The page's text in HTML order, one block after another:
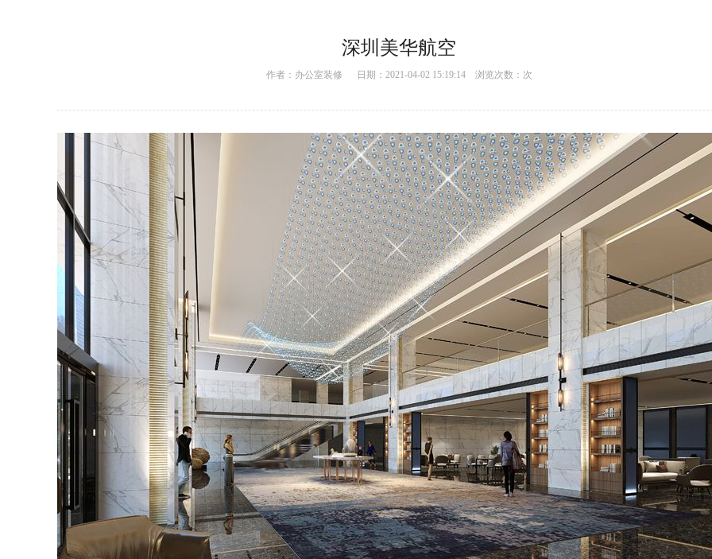
深圳美华航空
作者： 办公室装修 日期：2021-04-02 15:19:14 浏览次数： 次